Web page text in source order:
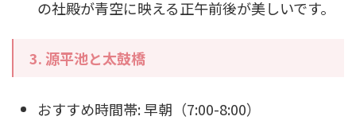
の社殿が青空に映える正午前後が美しいです。
3. 源平池と太鼓橋
おすすめ時間帯: 早朝（7:00-8:00）